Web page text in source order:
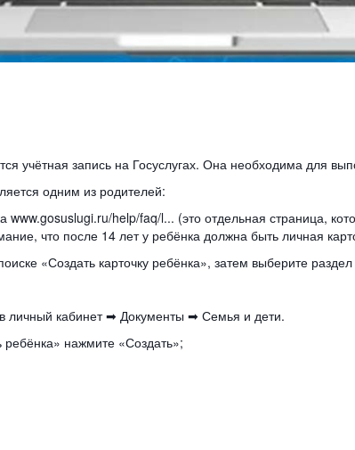
учётная запись на Госуслугах. Она необходима для
одним из родителей:
help/faq/l... (это отдельная страница,
что после 14 лет у ребёнка должна быть личная
«Создать карточку ребёнка», затем выберите
личный кабинет ➡ Документы ➡ Семья и дети.
ребёнка» нажмите «Создать»;